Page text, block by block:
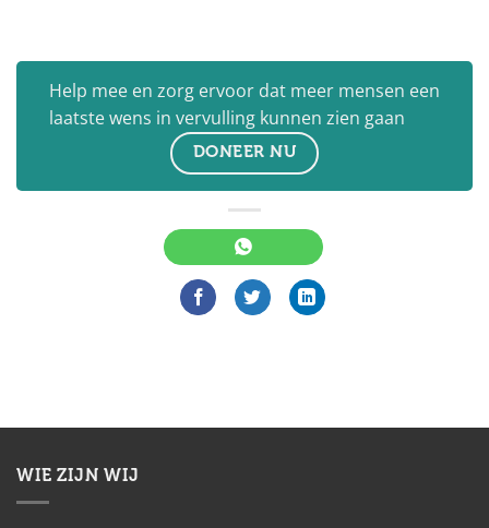
Help mee en zorg ervoor dat meer mensen een
laatste wens in vervulling kunnen zien gaan
DONEER NU
WIE ZIJN WIJ